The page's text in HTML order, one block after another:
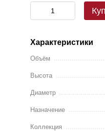
Характеристики
Объём
Высота
Диаметр
Назначение
Коллекция